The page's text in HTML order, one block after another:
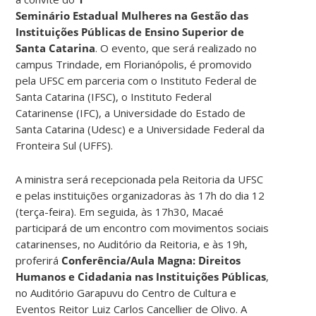
Seminário Estadual Mulheres na Gestão das
Instituições Públicas de Ensino Superior de
Santa Catarina. O evento, que será realizado no
campus Trindade, em Florianópolis, é promovido
pela UFSC em parceria com o Instituto Federal de
Santa Catarina (IFSC), o Instituto Federal
Catarinense (IFC), a Universidade do Estado de
Santa Catarina (Udesc) e a Universidade Federal da
Fronteira Sul (UFFS).
A ministra será recepcionada pela Reitoria da UFSC
e pelas instituições organizadoras às 17h do dia 12
(terça-feira). Em seguida, às 17h30, Macaé
participará de um encontro com movimentos sociais
catarinenses, no Auditório da Reitoria, e às 19h,
proferirá Conferência/Aula Magna: Direitos
Humanos e Cidadania nas Instituições Públicas,
no Auditório Garapuvu do Centro de Cultura e
Eventos Reitor Luiz Carlos Cancellier de Olivo. A